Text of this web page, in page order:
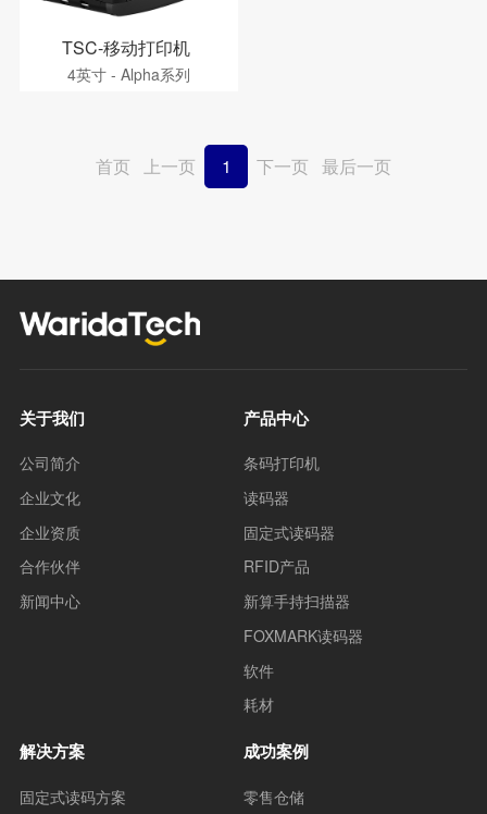
TSC-移动打印机
4英寸 - Alpha系列
首页 上一页 1 下一页 最后一页
关于我们
公司简介
企业文化
企业资质
合作伙伴
新闻中心
产品中心
条码打印机
读码器
固定式读码器
RFID产品
新算手持扫描器
FOXMARK读码器
软件
耗材
解决方案
固定式读码方案
成功案例
零售仓储